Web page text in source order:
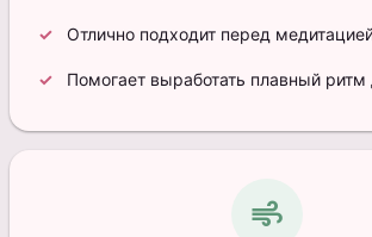
Отлично подходит перед
Помогает выработать плавный
air